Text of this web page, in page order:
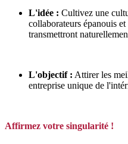
L'idée : Cultivez une
collaborateurs épanouis
transmettront
L'objectif : Attirer les
entreprise unique de
Affirmez votre singularité !